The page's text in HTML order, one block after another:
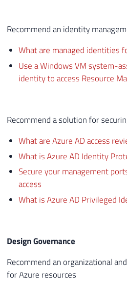
Recommend an identity
What are managed identities
Use a Windows VM system-
identity to access Resource
Recommend a solution for
What are Azure AD access
What is Azure AD Identity
Secure your management
access
What is Azure AD Privileged
Design Governance
Recommend an organizational
for Azure resources